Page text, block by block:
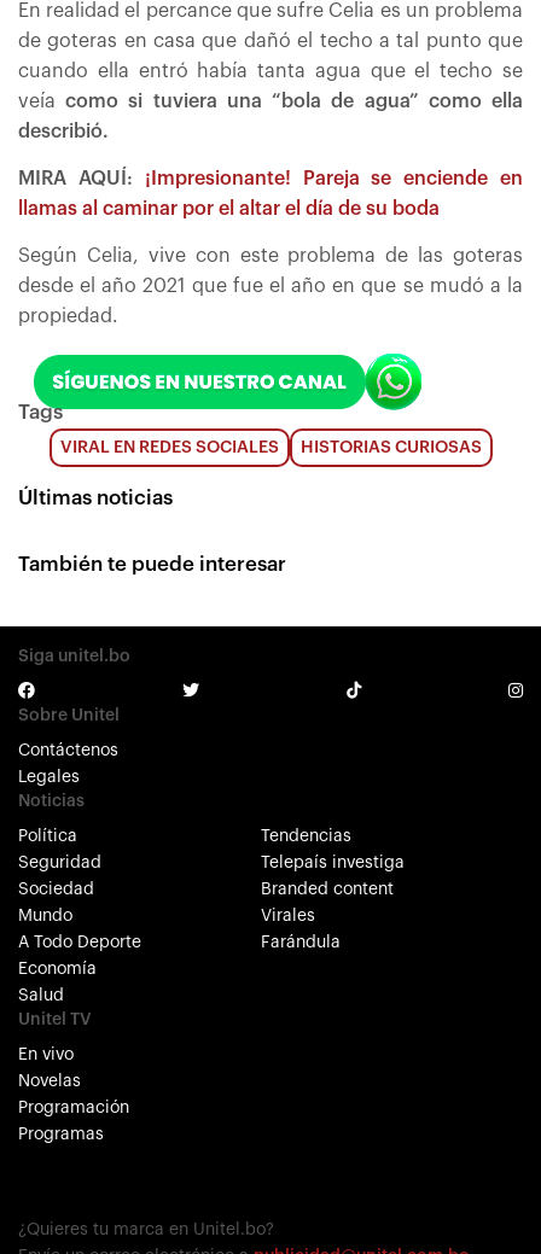
En realidad el percance que sufre Celia es un problema
de goteras en casa que dañó el techo a tal punto que
cuando ella entró había tanta agua que el techo se
veíacomo si tuviera una “bola de agua” como ella
describió.
MIRA AQUÍ:
¡Impresionante! Pareja se enciende en
llamas al caminar por el altar el día de su boda
Según Celia, vive con este problema de las goteras
desde el año 2021 que fue el año en que se mudó a la
propiedad.
Tags
VIRAL EN REDES SOCIALES HISTORIAS CURIOSAS
Últimas noticias
También te puede interesar
Siga unitel.bo
Sobre Unitel
Contáctenos
Legales
Noticias
Política
Seguridad
Sociedad
Mundo
A Todo Deporte
Economía
Salud
Tendencias
Telepaís investiga
Branded content
Virales
Farándula
Unitel TV
En vivo
Novelas
Programación
Programas
¿Quieres tu marca en Unitel.bo?